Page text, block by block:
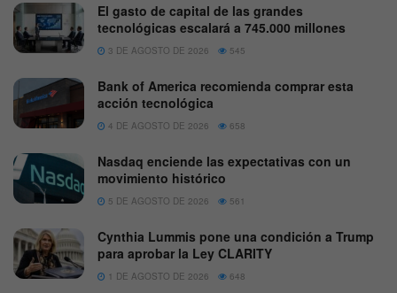
El gasto de capital de las grandes
tecnológicas escalará a 745.000 millones
3 DE AGOSTO DE 2026 545
Bank of America recomienda comprar esta
acción tecnológica
4 DE AGOSTO DE 2026 658
Nasdaq enciende las expectativas con un
movimiento histórico
5 DE AGOSTO DE 2026 561
Cynthia Lummis pone una condición a Trump
para aprobar la Ley CLARITY
1 DE AGOSTO DE 2026 648